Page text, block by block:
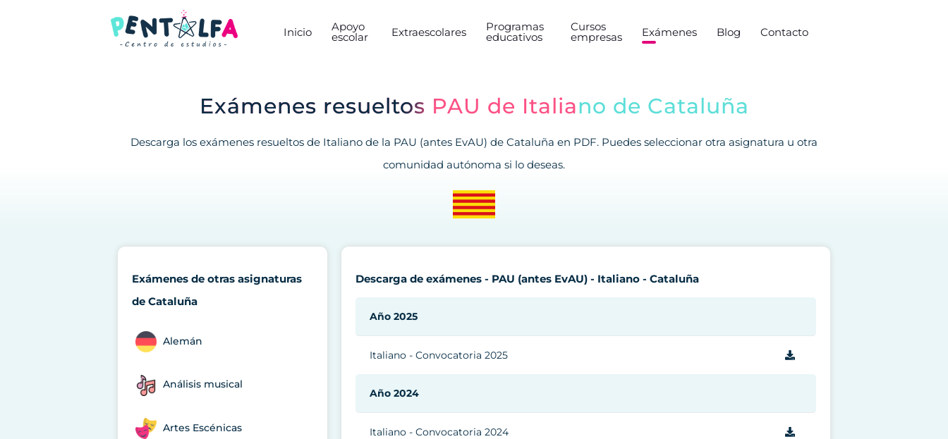
Inicio Apoyo
escolar Extraescolares Programas
educativos
Cursos
empresas Exámenes Blog Contacto
Exámenes resueltos PAU de Italiano de Cataluña
Descarga los exámenes resueltos de Italiano de la PAU (antes EvAU) de Cataluña en PDF. Puedes seleccionar otra asignatura u otra
comunidad autónoma si lo deseas.
Exámenes de otras asignaturas
de Cataluña
Alemán
Análisis musical
Artes Escénicas
Descarga de exámenes - PAU (antes EvAU) - Italiano - Cataluña
Año 2025
Italiano - Convocatoria 2025
Año 2024
Italiano - Convocatoria 2024